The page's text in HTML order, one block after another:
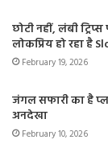
छोटी नहीं, लंबी
लोकप्रिय हो रहा है
February 19, 2026
जंगल सफारी का है
अनदेखा
February 10, 2026